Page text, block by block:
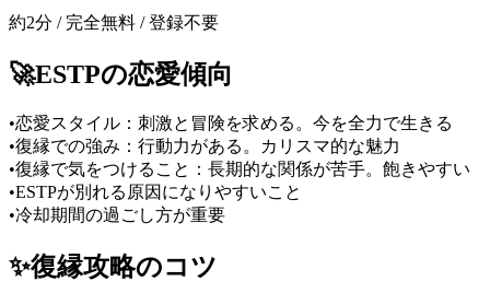
約2分 / 完全無料 / 登録不要
🚀ESTPの恋愛傾向
•恋愛スタイル：刺激と冒険を求める。今を全力で生きる
•復縁での強み：行動力がある。カリスマ的な魅力
•復縁で気をつけること：長期的な関係が苦手。飽きやすい
•ESTPが別れる原因になりやすいこと
•冷却期間の過ごし方が重要
✨復縁攻略のコツ